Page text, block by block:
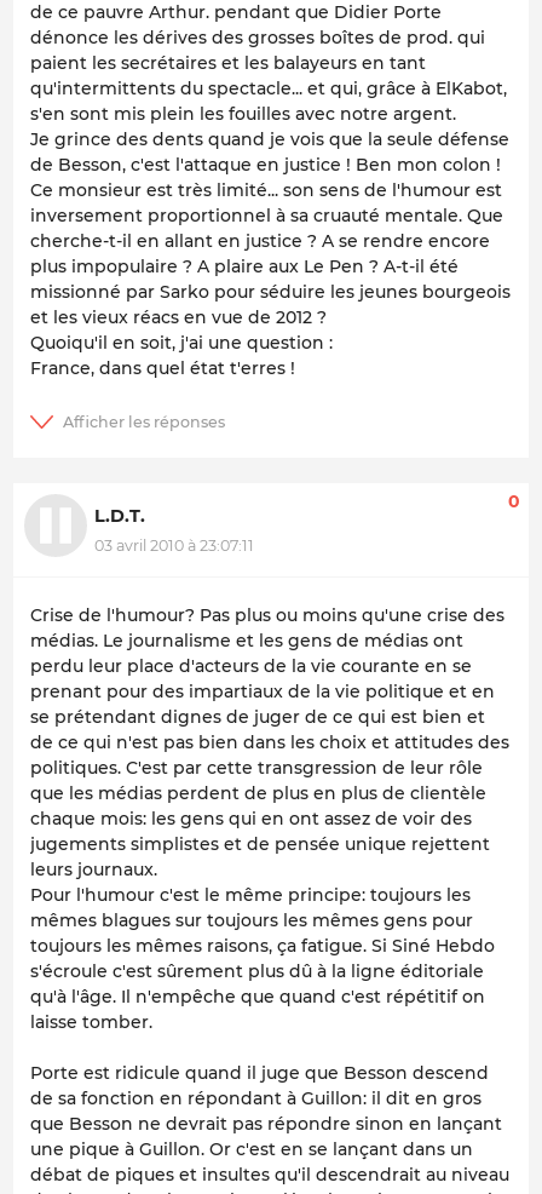
de ce pauvre Arthur. pendant que Didier Porte
dénonce les dérives des grosses boîtes de prod. qui
paient les secrétaires et les balayeurs en tant
qu'intermittents du spectacle... et qui, grâce à ElKabot,
s'en sont mis plein les fouilles avec notre argent.
Je grince des dents quand je vois que la seule défense
de Besson, c'est l'attaque en justice ! Ben mon colon !
Ce monsieur est très limité... son sens de l'humour est
inversement proportionnel à sa cruauté mentale. Que
cherche-t-il en allant en justice ? A se rendre encore
plus impopulaire ? A plaire aux Le Pen ? A-t-il été
missionné par Sarko pour séduire les jeunes bourgeois
et les vieux réacs en vue de 2012 ?
Quoiqu'il en soit, j'ai une question :
France, dans quel état t'erres !
L.D.T.
03 avril 2010 à 23:07:11
0
Crise de l'humour? Pas plus ou moins qu'une crise des
médias. Le journalisme et les gens de médias ont
perdu leur place d'acteurs de la vie courante en se
prenant pour des impartiaux de la vie politique et en
se prétendant dignes de juger de ce qui est bien et
de ce qui n'est pas bien dans les choix et attitudes des
politiques. C'est par cette transgression de leur rôle
que les médias perdent de plus en plus de clientèle
chaque mois: les gens qui en ont assez de voir des
jugements simplistes et de pensée unique rejettent
leurs journaux.
Pour l'humour c'est le même principe: toujours les
mêmes blagues sur toujours les mêmes gens pour
toujours les mêmes raisons, ça fatigue. Si Siné Hebdo
s'écroule c'est sûrement plus dû à la ligne éditoriale
qu'à l'âge. Il n'empêche que quand c'est répétitif on
laisse tomber.
Porte est ridicule quand il juge que Besson descend
de sa fonction en répondant à Guillon: il dit en gros
que Besson ne devrait pas répondre sinon en lançant
une pique à Guillon. Or c'est en se lançant dans un
débat de piques et insultes qu'il descendrait au niveau